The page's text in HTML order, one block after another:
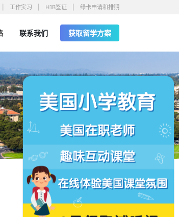
工作实习 H1B签证 绿卡申请和排期
联系我们 获取留学方案